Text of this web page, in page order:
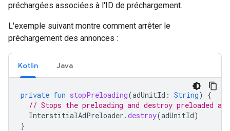
préchargées associées à l'ID de préchargement.
L'exemple suivant montre comment arrêter le
préchargement des annonces :
Kotlin Java
private fun stopPreloading(adUnitId : String)
{
// Stops the preloading and destroy preloaded
InterstitialAdPreloader .destroy(adUnitId)
}